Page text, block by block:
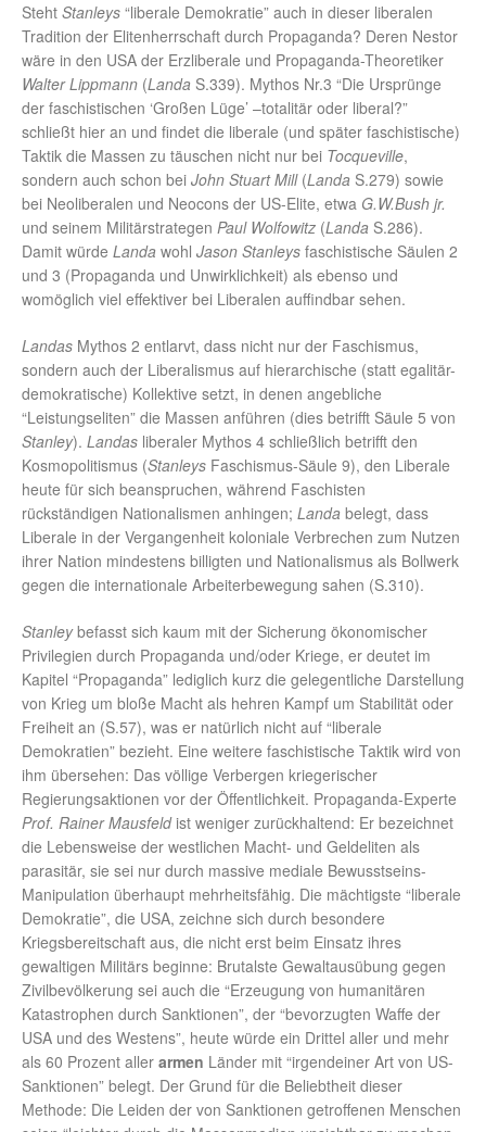
Steht Stanleys “liberale Demokratie” auch in dieser liberalen
Tradition der Elitenherrschaft durch Propaganda? Deren Nestor
wäre in den USA der Erzliberale und Propaganda-Theoretiker
Walter Lippmann (Landa S.339). Mythos Nr.3 “Die Ursprünge
der faschistischen ‘Großen Lüge’ –totalitär oder liberal?”
schließt hier an und findet die liberale (und später faschistische)
Taktik die Massen zu täuschen nicht nur bei Tocqueville,
sondern auch schon bei John Stuart Mill(Landa S.279) sowie
bei Neoliberalen und Neocons der US-Elite, etwa G.W.Bush jr.
und seinem Militärstrategen Paul Wolfowitz (Landa S.286).
Damit würde Landa wohl Jason Stanleys faschistische Säulen 2
und 3 (Propaganda und Unwirklichkeit) als ebenso und
womöglich viel effektiver bei Liberalen auffindbar sehen.
Landas Mythos 2 entlarvt, dass nicht nur der Faschismus,
sondern auch der Liberalismus auf hierarchische (statt egalitär-
demokratische) Kollektive setzt, in denen angebliche
“Leistungseliten” die Massen anführen (dies betrifft Säule 5 von
Stanley). Landas liberaler Mythos 4 schließlich betrifft den
Kosmopolitismus (Stanleys Faschismus-Säule 9), den Liberale
heute für sich beanspruchen, während Faschisten
rückständigen Nationalismen anhingen; Landa belegt, dass
Liberale in der Vergangenheit koloniale Verbrechen zum Nutzen
ihrer Nation mindestens billigten und Nationalismus als Bollwerk
gegen die internationale Arbeiterbewegung sahen (S.310).
Stanleybefasst sich kaum mit der Sicherung ökonomischer
Privilegien durch Propaganda und/oder Kriege, er deutet im
Kapitel “Propaganda” lediglich kurz die gelegentliche Darstellung
von Krieg um bloße Macht als hehren Kampf um Stabilität oder
Freiheit an (S.57), was er natürlich nicht auf “liberale
Demokratien” bezieht. Eine weitere faschistische Taktik wird von
ihm übersehen: Das völlige Verbergen kriegerischer
Regierungsaktionen vor der Öffentlichkeit. Propaganda-Experte
Prof. Rainer Mausfeldist weniger zurückhaltend: Er bezeichnet
die Lebensweise der westlichen Macht- und Geldeliten als
parasitär, sie sei nur durch massive mediale Bewusstseins-
Manipulation überhaupt mehrheitsfähig. Die mächtigste “liberale
Demokratie”, die USA, zeichne sich durch besondere
Kriegsbereitschaft aus, die nicht erst beim Einsatz ihres
gewaltigen Militärs beginne: Brutalste Gewaltausübung gegen
Zivilbevölkerung sei auch die “Erzeugung von humanitären
Katastrophen durch Sanktionen”, der “bevorzugten Waffe der
USA und des Westens”, heute würde ein Drittel aller und mehr
als 60 Prozent aller armen Länder mit “irgendeiner Art von US-
Sanktionen” belegt. Der Grund für die Beliebtheit dieser
Methode: Die Leiden der von Sanktionen getroffenen Menschen